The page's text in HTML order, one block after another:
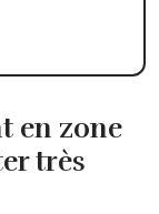
en zone
très